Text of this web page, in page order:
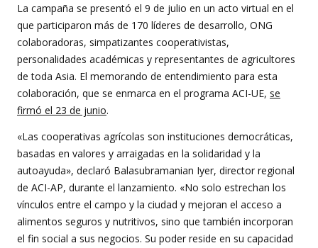
La campaña se presentó el 9 de julio en un acto virtual en el
que participaron más de 170 líderes de desarrollo, ONG
colaboradoras, simpatizantes cooperativistas,
personalidades académicas y representantes de agricultores
de toda Asia. El memorando de entendimiento para esta
colaboración, que se enmarca en el programa ACI-UE, se
firmó el 23 de junio.
«Las cooperativas agrícolas son instituciones democráticas,
basadas en valores y arraigadas en la solidaridad y la
autoayuda», declaró Balasubramanian Iyer, director regional
de ACI-AP, durante el lanzamiento. «No solo estrechan los
vínculos entre el campo y la ciudad y mejoran el acceso a
alimentos seguros y nutritivos, sino que también incorporan
el fin social a sus negocios. Su poder reside en su capacidad